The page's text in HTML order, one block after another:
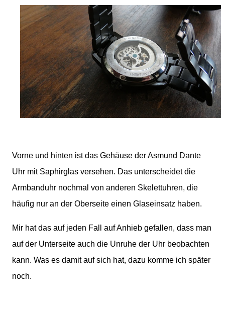
Vorne und hinten ist das Gehäuse der Asmund Dante
Uhr mit Saphirglas versehen. Das unterscheidet die
Armbanduhr nochmal von anderen Skelettuhren, die
häufig nur an der Oberseite einen Glaseinsatz haben.
Mir hat das auf jeden Fall auf Anhieb gefallen, dass man
auf der Unterseite auch die Unruhe der Uhr beobachten
kann. Was es damit auf sich hat, dazu komme ich später
noch.